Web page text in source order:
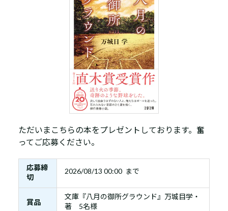
ただいまこちらの本をプレゼントしております。奮
ってご応募ください。
応募締
切
2026/08/13 00:00 まで
賞品
文庫『八月の御所グラウンド』万城目学・
著 5名様